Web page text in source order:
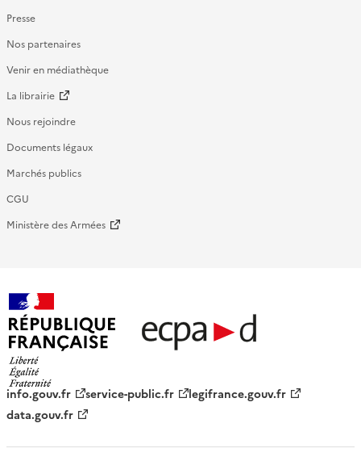
Presse
Nos partenaires
Venir en médiathèque
La librairie
Nous rejoindre
Documents légaux
Marchés publics
CGU
Ministère des Armées
française - ECPAD
info.gouv.fr service-public.fr
legifrance.gouv.fr
data.gouv.fr